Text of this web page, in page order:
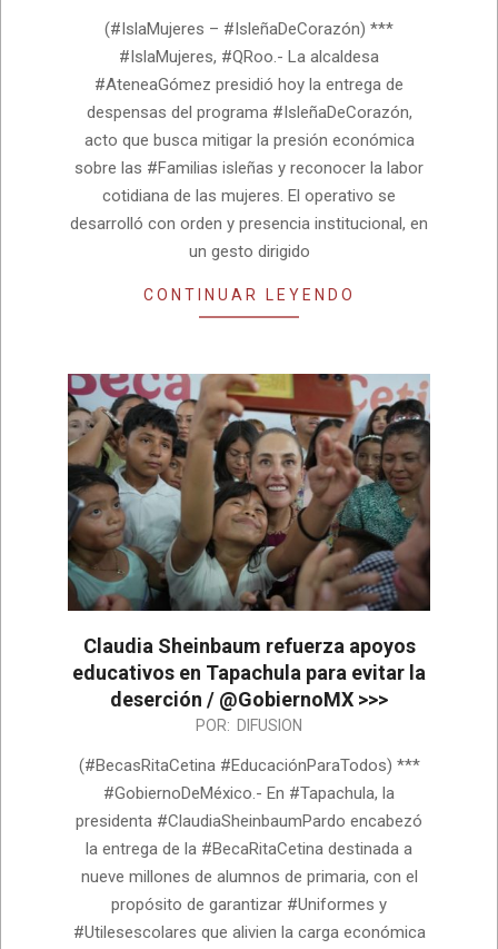
(#IslaMujeres – #IsleñaDeCorazón) ***
#IslaMujeres, #QRoo.- La alcaldesa
#AteneaGómez presidió hoy la entrega de
despensas del programa #IsleñaDeCorazón,
acto que busca mitigar la presión económica
sobre las #Familias isleñas y reconocer la labor
cotidiana de las mujeres. El operativo se
desarrolló con orden y presencia institucional, en
un gesto dirigido
CONTINUAR LEYENDO
Claudia Sheinbaum refuerza apoyos
educativos en Tapachula para evitar la
deserción / @GobiernoMX >>>
06-
26
POR: DIFUSION
(#BecasRitaCetina #EducaciónParaTodos) ***
#GobiernoDeMéxico.- En #Tapachula, la
presidenta #ClaudiaSheinbaumPardo encabezó
la entrega de la #BecaRitaCetina destinada a
nueve millones de alumnos de primaria, con el
propósito de garantizar #Uniformes y
#Utilesescolares que alivien la carga económica